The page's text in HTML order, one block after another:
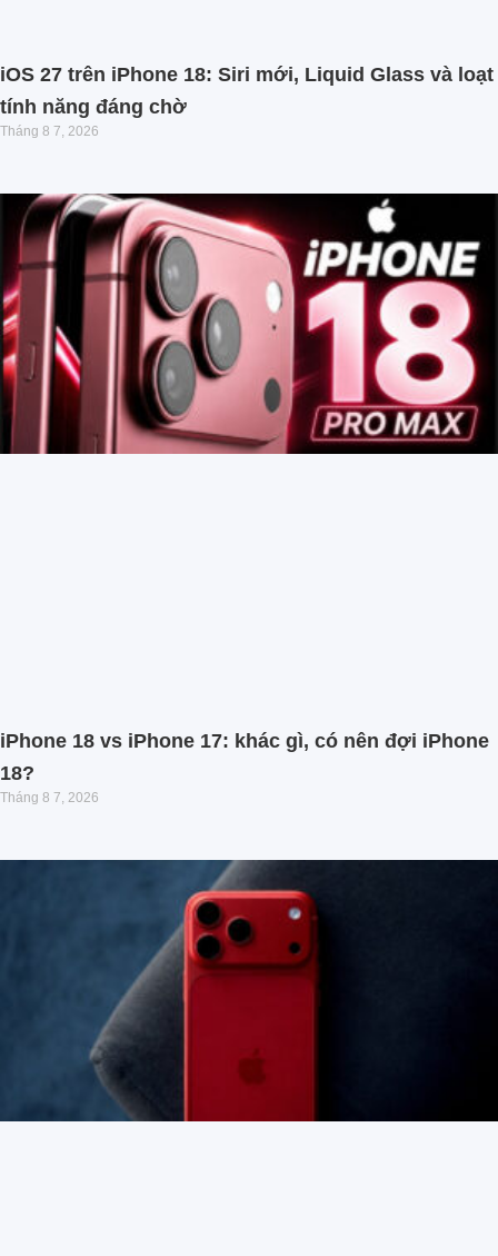
iOS 27 trên iPhone 18: Siri mới, Liquid Glass và loạt
tính năng đáng chờ
Tháng 8 7, 2026
iPhone 18 vs iPhone 17: khác gì, có nên đợi iPhone
18?
Tháng 8 7, 2026